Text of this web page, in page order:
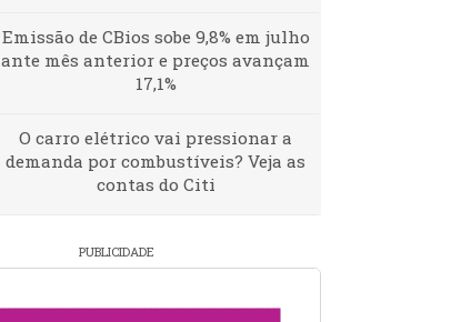
Emissão de CBios sobe 9,8% em julho
ante mês anterior e preços avançam
17,1%
O carro elétrico vai pressionar a
demanda por combustíveis? Veja as
contas do Citi
PUBLICIDADE